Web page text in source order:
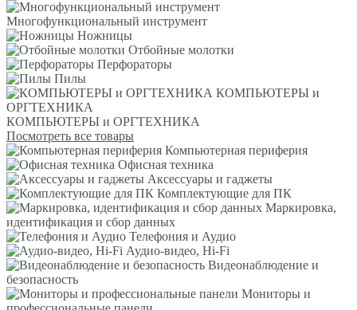
Многофункциональный инструмент
Ножницы
Отбойные молотки
Перфораторы
Пилы
КОМПЬЮТЕРЫ и
ОРГТЕХНИКА
КОМПЬЮТЕРЫ и ОРГТЕХНИКА
Посмотреть все товары
Компьютерная периферия
Офисная техника
Аксессуары и гаджеты
Комплектующие для ПК
Маркировка,
идентификация и сбор данных
Телефония и Аудио
Аудио-видео, Hi-Fi
Видеонаблюдение и
безопасность
Мониторы и